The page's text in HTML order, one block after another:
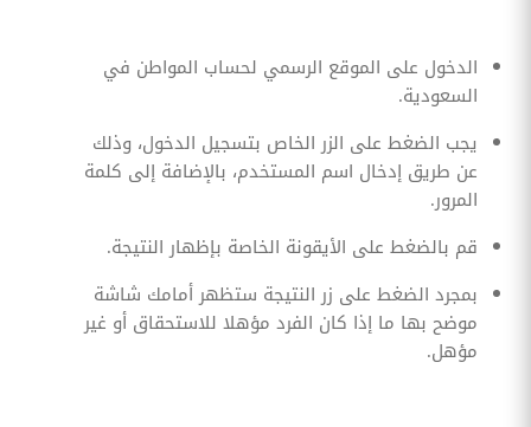
الدخول على الموقع الرسمي لحساب المواطن في
السعودية.
يجب الضغط على الزر الخاص بتسجيل الدخول، وذلك
عن طريق إدخال اسم المستخدم، بالإضافة إلى كلمة
المرور.
قم بالضغط على الأيقونة الخاصة بإظهار النتيجة.
بمجرد الضغط على زر النتيجة ستظهر أمامك شاشة
موضح بها ما إذا كان الفرد مؤهلا للاستحقاق أو غير
مؤهل.